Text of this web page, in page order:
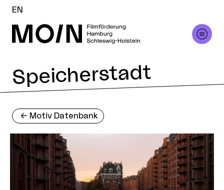
EN
Speicherstadt
<- Motiv Datenbank